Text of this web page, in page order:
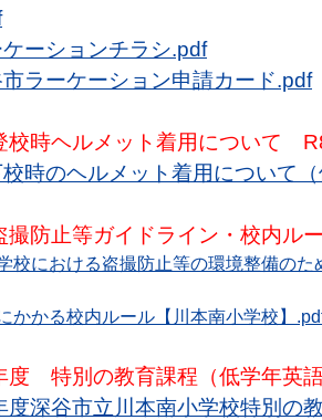
ーションチラシ.pdf
ラーケーション申請カード.pdf
校時ヘルメット着用について
時のヘルメット着用について
撮防止等ガイドライン・校内ル
校における盗撮防止等の環境整備のた
かかる校内ルール【川本南小学校】
度 特別の教育課程（低学年英語
度深谷市立川本南小学校特別の